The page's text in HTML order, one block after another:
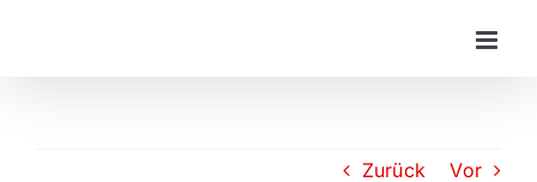
Zurück Vor